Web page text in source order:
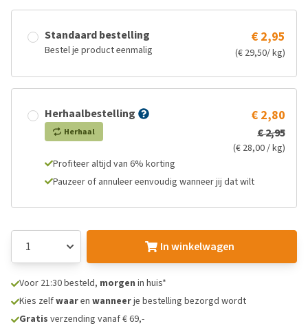
Standaard bestelling
Bestel je product eenmalig
€ 2,95
(€ 29,50/ kg)
Herhaalbestelling
Herhaal
€ 2,80
€ 2,95
(€ 28,00 / kg)
Profiteer altijd van 6% korting
Pauzeer of annuleer eenvoudig wanneer jij dat wilt
In winkelwagen
Voor 21:30 besteld, morgen in huis*
Kies zelfwaaren wanneerje bestelling bezorgd wordt
Gratis verzending vanaf € 69,-